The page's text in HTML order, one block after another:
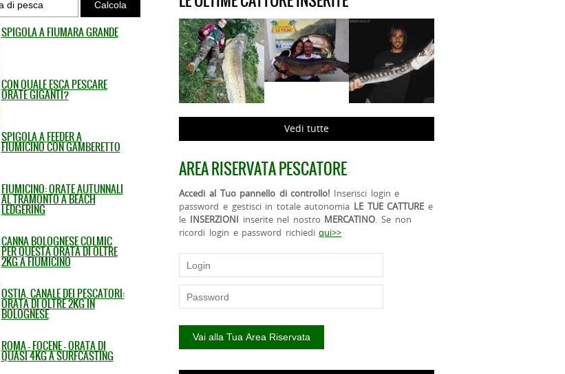
SPIGOLA A FIUMARA GRANDE
CON QUALE ESCA PESCARE
ORATE GIGANTI?
SPIGOLA A FEEDER A
FIUMICINO CON GAMBERETTO
FIUMICINO: ORATE AUTUNNALI
AL TRAMONTO A BEACH
LEDGERING
CANNA BOLOGNESE COLMIC
PER QUESTA ORATA DI OLTRE
2KG A FIUMICINO
OSTIA, CANALE DEI PESCATORI:
ORATA DI OLTRE 2KG IN
BOLOGNESE
ROMA - FOCENE - ORATA DI
QUASI 4KG A SURFCASTING
Vedi tutte
AREA RISERVATA PESCATORE
Accedi al Tuo pannello di controllo! Inserisci login e
password e gestisci in totale autonomia LE TUE CATTURE e
le INSERZIONI inserite nel nostro MERCATINO. Se non
ricordi login e password richiediqui>>